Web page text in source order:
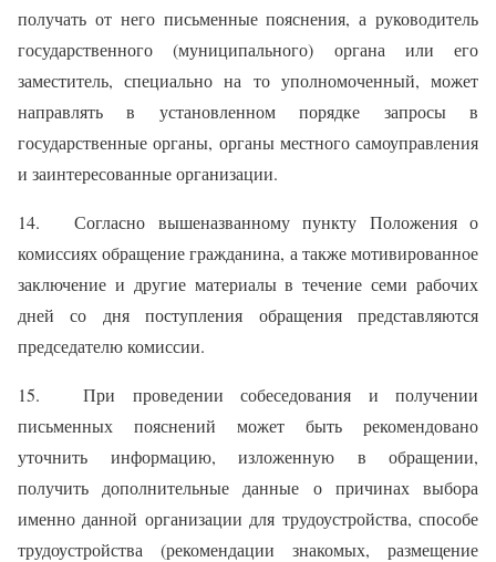
получать от него письменные пояснения, а руководитель
государственного (муниципального) органа или его
заместитель, специально на то уполномоченный, может
направлять в установленном порядке запросы в
государственные органы, органы местного самоуправления
и заинтересованные организации.
14. Согласно вышеназванному пункту Положения о
комиссиях обращение гражданина, а также мотивированное
заключение и другие материалы в течение семи рабочих
дней со дня поступления обращения представляются
председателю комиссии.
15. При проведении собеседования и получении
письменных пояснений может быть рекомендовано
уточнить информацию, изложенную в обращении,
получить дополнительные данные о причинах выбора
именно данной организации для трудоустройства, способе
трудоустройства (рекомендации знакомых, размещение